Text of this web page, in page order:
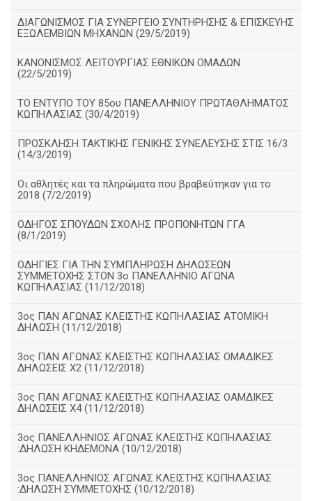
ΔΙΑΓΩΝΙΣΜΟΣ ΓΙΑ ΣΥΝΕΡΓΕΙΟ ΣΥΝΤΗΡΗΣΗΣ & ΕΠΙΣΚΕΥΗΣ
ΕΞΩΛΕΜΒΙΩΝ ΜΗΧΑΝΩΝ (29/5/2019)
ΚΑΝΟΝΙΣΜΟΣ ΛΕΙΤΟΥΡΓΙΑΣ ΕΘΝΙΚΩΝ ΟΜΑΔΩΝ
(22/5/2019)
ΤΟ ΕΝΤΥΠΟ ΤΟΥ 85ου ΠΑΝΕΛΛΗΝΙΟΥ ΠΡΩΤΑΘΛΗΜΑΤΟΣ
ΚΩΠΗΛΑΣΙΑΣ (30/4/2019)
ΠΡΟΣΚΛΗΣΗ ΤΑΚΤΙΚΗΣ ΓΕΝΙΚΗΣ ΣΥΝΕΛΕΥΣΗΣ ΣΤΙΣ 16/3
(14/3/2019)
Οι αθλητές και τα πληρώματα που βραβεύτηκαν για το
2018 (7/2/2019)
ΟΔΗΓΟΣ ΣΠΟΥΔΩΝ ΣΧΟΛΗΣ ΠΡΟΠΟΝΗΤΩΝ ΓΓΑ
(8/1/2019)
ΟΔΗΓΙΕΣ ΓΙΑ ΤΗΝ ΣΥΜΠΛΗΡΩΣΗ ΔΗΛΩΣΕΩΝ
ΣΥΜΜΕΤΟΧΗΣ ΣΤΟΝ 3ο ΠΑΝΕΛΛΗΝΙΟ ΑΓΩΝΑ
ΚΩΠΗΛΑΣΙΑΣ (11/12/2018)
3ος ΠΑΝ ΑΓΩΝΑΣ ΚΛΕΙΣΤΗΣ ΚΩΠΗΛΑΣΙΑΣ ΑΤΟΜΙΚΗ
ΔΗΛΩΣΗ (11/12/2018)
3ος ΠΑΝ ΑΓΩΝΑΣ ΚΛΕΙΣΤΗΣ ΚΩΠΗΛΑΣΙΑΣ ΟΜΑΔΙΚΕΣ
ΔΗΛΩΣΕΙΣ Χ2 (11/12/2018)
3ος ΠΑΝ ΑΓΩΝΑΣ ΚΛΕΙΣΤΗΣ ΚΩΠΗΛΑΣΙΑΣ ΟΑΜΔΙΚΕΣ
ΔΗΛΩΣΕΙΣ Χ4 (11/12/2018)
3ος ΠΑΝΕΛΛΗΝΙΟΣ ΑΓΩΝΑΣ ΚΛΕΙΣΤΗΣ ΚΩΠΗΛΑΣΙΑΣ
:ΔΗΛΩΣΗ ΚΗΔΕΜΟΝΑ (10/12/2018)
3ος ΠΑΝΕΛΛΗΝΙΟΣ ΑΓΩΝΑΣ ΚΛΕΙΣΤΗΣ ΚΩΠΗΛΑΣΙΑΣ
:ΔΗΛΩΣΗ ΣΥΜΜΕΤΟΧΗΣ (10/12/2018)